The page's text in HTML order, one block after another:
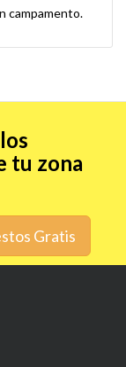
campamento.
tu zona
Gratis